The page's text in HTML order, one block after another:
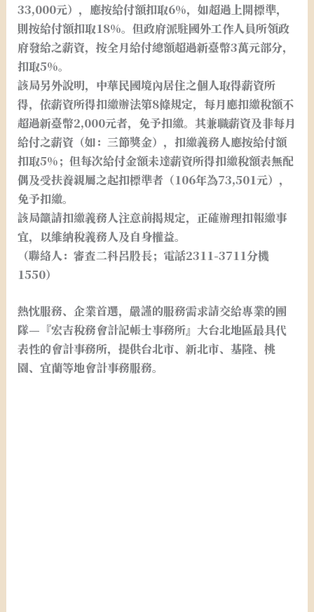
33,000元），應按給付額扣取6%，如超過上開標準，
則按給付額扣取18%。但政府派駐國外工作人員所領政
府發給之薪資，按全月給付總額超過新臺幣3萬元部分，
扣取5%。
該局另外說明，中華民國境內居住之個人取得薪資所
得，依薪資所得扣繳辦法第8條規定，每月應扣繳稅額不
超過新臺幣2,000元者，免予扣繳。其兼職薪資及非每月
給付之薪資（如：三節獎金），扣繳義務人應按給付額
扣取5%；但每次給付金額未達薪資所得扣繳稅額表無配
偶及受扶養親屬之起扣標準者（106年為73,501元），
免予扣繳。
該局籲請扣繳義務人注意前揭規定，正確辦理扣報繳事
宜，以維納稅義務人及自身權益。
（聯絡人：審查二科呂股長；電話2311-3711分機
1550）
熱忱服務、企業首選，嚴謹的服務需求請交給專業的團
隊—『宏吉稅務會計記帳士事務所』大台北地區最具代
表性的會計事務所，提供台北市、新北市、基隆、桃
園、宜蘭等地會計事務服務。